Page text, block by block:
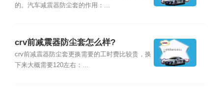
的。汽车减震器防尘套的作用：...
crv前减震器防尘套怎么样?
crv前减震器防尘套更换需要的工时费比较贵，换
下来大概需要120左右：...